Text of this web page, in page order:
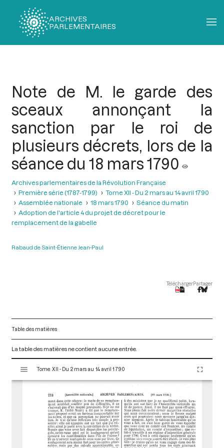
ARCHIVES
PARLEMENTAIRES
Note de M. le garde des
sceaux annonçant la
sanction par le roi de
plusieurs décrets, lors de la
séance du 18 mars 1790
Archives parlementaires de la Révolution Française
Première série (1787-1799)
Tome XII - Du 2 mars au 14 avril 1790
Assemblée nationale
18 mars 1790
Séance du matin
Adoption de l'article 4 du projet de décret pour le
remplacement de la gabelle
Rabaud de Saint-Étienne Jean-Paul
TéléchargerPartager
Table des matières
La table des matières ne contient aucune entrée.
s
Tome XII - Du 2 mars au 14 avril 1790